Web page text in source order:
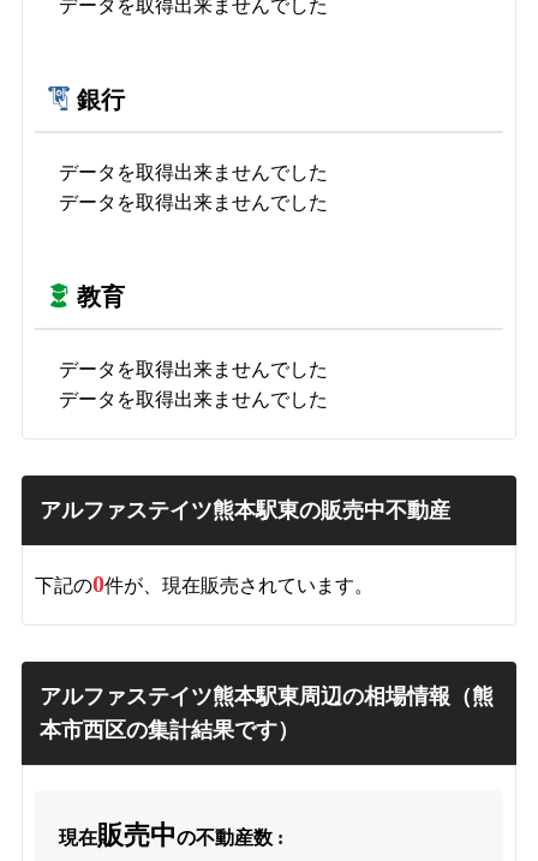
データを取得出来ませんでした
銀行
データを取得出来ませんでした
データを取得出来ませんでした
教育
データを取得出来ませんでした
データを取得出来ませんでした
アルファステイツ熊本駅東の販売中不動産
下記の0件が、現在販売されています。
アルファステイツ熊本駅東周辺の相場情報（熊
本市西区の集計結果です）
現在販売中の不動産数 :